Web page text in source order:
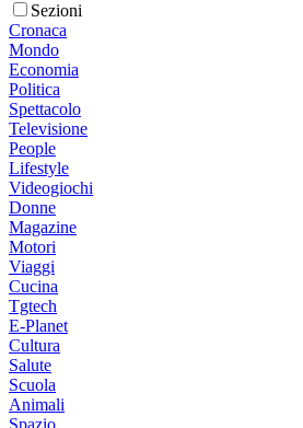
Sezioni
Cronaca
Mondo
Economia
Politica
Spettacolo
Televisione
People
Lifestyle
Videogiochi
Donne
Magazine
Motori
Viaggi
Cucina
Tgtech
E-Planet
Cultura
Salute
Scuola
Animali